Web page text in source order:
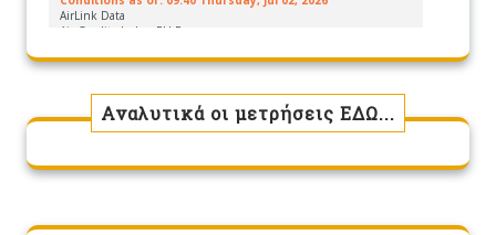
Αναλυτικά οι μετρήσεις ΕΔΩ...